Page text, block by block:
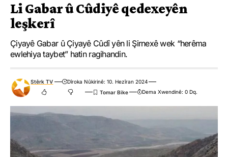
Li Gabar û Cûdiyê qedexeyên
leşkerî
Çiyayê Gabar û Çiyayê Cûdî yên li Şirnexê wek “herêma
ewlehiya taybet” hatin ragihandin.
Stêrk TV
Dîroka Nûkirinê: 10. Hezîran 2024
Dema Xwendinê: 0 Dq.